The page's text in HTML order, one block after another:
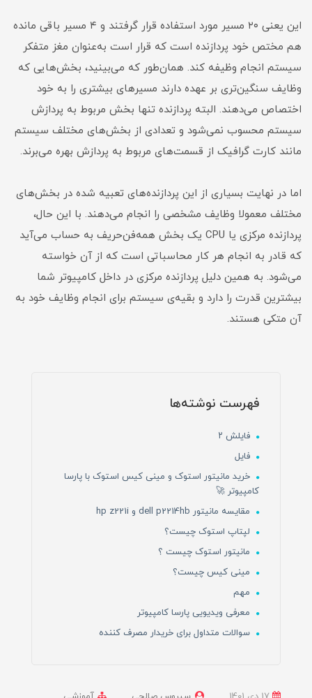
این یعنی ۲۰ مسیر مورد استفاده قرار گرفتند و ۴ مسیر باقی مانده
هم مختص خود پردازنده است که قرار است به‌عنوان مغز متفکر
سیستم انجام وظیفه کند. همان‌طور که می‌بینید، بخش‌هایی که
وظایف سنگین‌تری بر عهده دارند مسیرهای بیشتری را به خود
اختصاص می‌دهند. البته پردازنده تنها بخش مربوط به پردازش
سیستم محسوب نمی‌شود و تعدادی از بخش‌های مختلف سیستم
مانند کارت گرافیک از قسمت‌های مربوط به پردازش بهره می‌برند.
اما در نهایت بسیاری از این پردازنده‌های تعبیه شده در بخش‌های
مختلف معمولا وظایف مشخصی را انجام می‌دهند. با این حال،
پردازنده مرکزی یا CPU یک بخش همه‌فن‌حریف به حساب می‌آید
که قادر به انجام هر کار محاسباتی است که از آن خواسته
می‌شود. به همین دلیل پردازنده مرکزی در داخل کامپیوتر شما
بیشترین قدرت را دارد و بقیه‌ی سیستم برای انجام وظایف خود به
آن متکی هستند.
فهرست نوشته‌ها
فایلش ۲
فایل
خرید مانیتور استوک و مینی کیس استوک با پارسا
کامپیوتر 🚀
مقایسه مانیتور dell p2214hb و hp z221i
لپتاپ استوک چیست؟
مانیتور استوک چیست ؟
مینی کیس چیست؟
مهم
معرفی ویدیویی پارسا کامپیوتر
سوالات متداول برای خریدار مصرف کننده